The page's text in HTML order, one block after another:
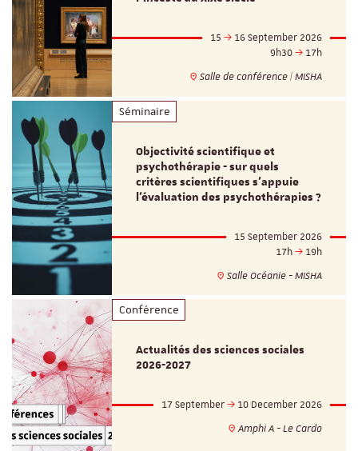
15
16 September 2026
9h30
17h
Salle de conférence | MISHA
Séminaire
Objectivité scientifique et
psychothérapie - sur quels
critères scientifiques s'appuie
l'évaluation des psychothérapies ?
15 September 2026
17h
19h
Salle Océanie - MISHA
Conférence
Actualités des sciences sociales
2026-2027
17 September
10 December 2026
Amphi A - Le Cardo